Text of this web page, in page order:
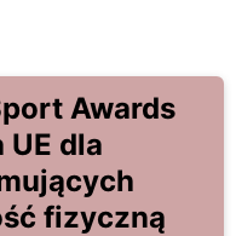
Awards
UE dla
fizyczną